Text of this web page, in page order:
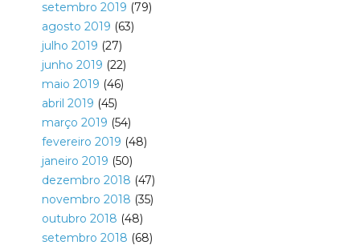
setembro 2019 (79)
agosto 2019 (63)
julho 2019 (27)
junho 2019 (22)
maio 2019 (46)
abril 2019 (45)
março 2019 (54)
fevereiro 2019 (48)
janeiro 2019 (50)
dezembro 2018 (47)
novembro 2018 (35)
outubro 2018 (48)
setembro 2018 (68)